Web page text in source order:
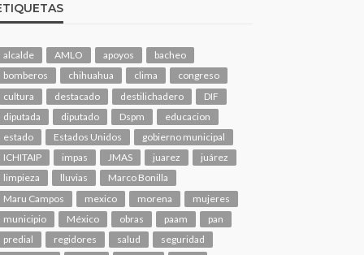
alcalde AMLO apoyos
bacheo
bomberos
chihuahua clima
congreso
cultura
destacado destilichadero
DIF
diputada
diputado Dspm
educacion
estado
Estados Unidos
gobierno municipal
ICHITAIP
impas JMAS juarez
juárez
limpieza
lluvias
Marco Bonilla
Maru Campos
mexico morena
mujeres
municipio
México obras paam
pan
predial
regidores salud
seguridad